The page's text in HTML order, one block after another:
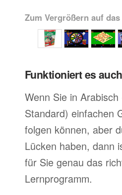
Zum Vergrößern auf
Funktioniert es
Wenn Sie in
Standard) einfachen
folgen können, aber
Lücken haben, dann
für Sie genau das
Lernprogramm.